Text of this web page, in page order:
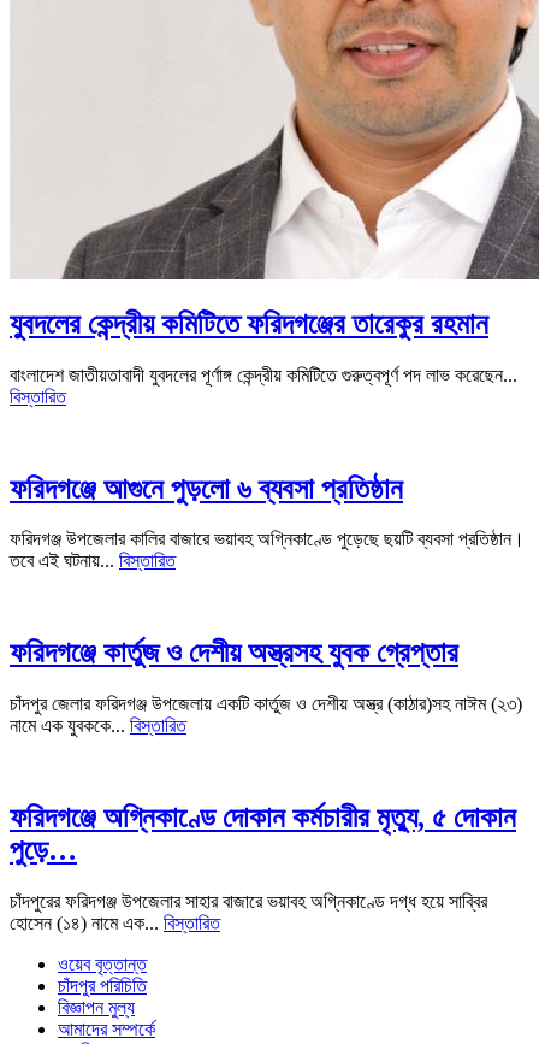
যুবদলের কেন্দ্রীয় কমিটিতে ফরিদগঞ্জের তারেকুর রহমান
বাংলাদেশ জাতীয়তাবাদী যুবদলের পূর্ণাঙ্গ কেন্দ্রীয় কমিটিতে গুরুত্বপূর্ণ পদ লাভ করেছেন...
বিস্তারিত
ফরিদগঞ্জে আগুনে পুড়লো ৬ ব্যবসা প্রতিষ্ঠান
ফরিদগঞ্জ উপজেলার কালির বাজারে ভয়াবহ অগ্নিকাণ্ডে পুড়েছে ছয়টি ব্যবসা প্রতিষ্ঠান।
তবে এই ঘটনায়... বিস্তারিত
ফরিদগঞ্জে কার্তুজ ও দেশীয় অস্ত্রসহ যুবক গ্রেপ্তার
চাঁদপুর জেলার ফরিদগঞ্জ উপজেলায় একটি কার্তুজ ও দেশীয় অস্ত্র (কাঠার)সহ নাঈম (২৩)
নামে এক যুবককে... বিস্তারিত
ফরিদগঞ্জে অগ্নিকাণ্ডে দোকান কর্মচারীর মৃত্যু, ৫ দোকান
পুড়ে…
চাঁদপুরের ফরিদগঞ্জ উপজেলার সাহার বাজারে ভয়াবহ অগ্নিকাণ্ডে দগ্ধ হয়ে সাব্বির
হোসেন (১৪) নামে এক... বিস্তারিত
ওয়েব বৃত্তান্ত
চাঁদপুর পরিচিতি
বিজ্ঞাপন মুল্য
আমাদের সম্পর্কে